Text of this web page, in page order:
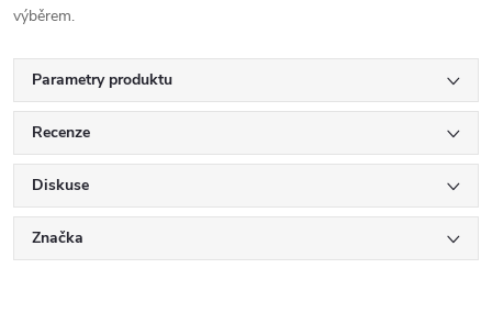
výběrem.
Parametry produktu
Recenze
Diskuse
Značka